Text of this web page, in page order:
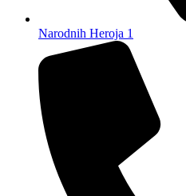
Narodnih Heroja 1